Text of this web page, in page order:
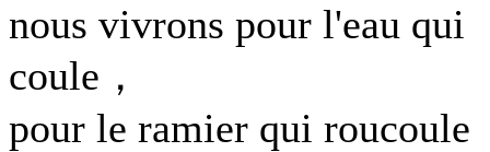
nous vivrons pour l'eau qui
coule，
pour le ramier qui roucoule